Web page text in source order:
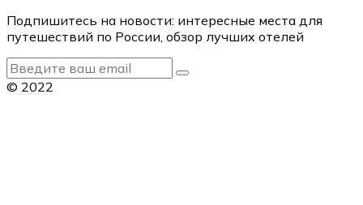
Подпишитесь на новости: интересные места для
путешествий по России, обзор лучших отелей
© 2022